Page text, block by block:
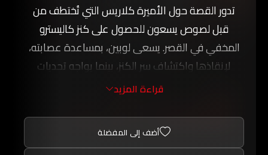
تدور القصة حول الأميرة كلاريس التي تُختطف من
قبل لصوص يسعون للحصول على كنز كاليسترو
المخفي في القصر. يسعى لوبين، بمساعدة عصابته،
لإنقاذها واكتشاف سر الكنز، بينما يواجه تحديات
وأسرار غامضة تتعلق بالمكان.
قراءة المزيد
أضف إلى المفضلة